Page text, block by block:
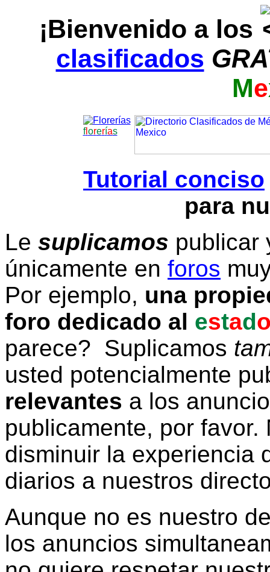
¡Bienvenido a los
clasificados
Me
florerías
Tutorial conciso
para
Le suplicamos publicar
únicamente en foros
Por ejemplo, una
foro dedicado al estad
parece? Suplicamos
usted potencialmente
relevantes a los
publicamente, por
disminuir la experiencia
diarios a nuestros
Aunque no es nuestro
los anuncios